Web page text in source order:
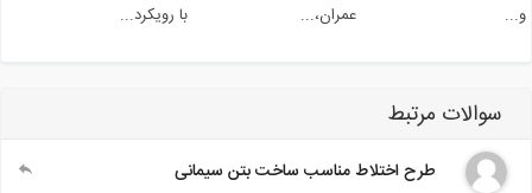
عمران،...
با رویکرد...
سوالات مرتبط
طرح اختلاط مناسب ساخت بتن سیمانی